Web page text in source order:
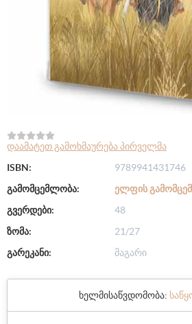
დაამატეთ გამოხმაურება პირველმა
ISBN:
9789941431746
გამომცემლობა:
ᲔᲚᲤᲘᲡ
გვერდები:
48
ზომა:
21/27
გარეკანი:
მაგარი
ხელმისაწვდომობა: